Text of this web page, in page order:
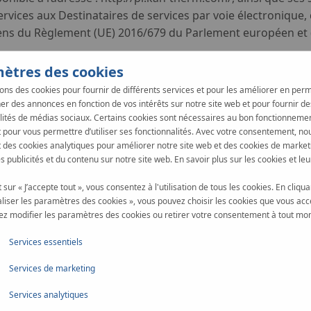
aux Destinataires de services par voie
du Règlement (UE) 2016/679 du Parlement européen
et/ou de caractères spéciaux sélectionnés par
de services lors de la connexion au Compte sur le Site
Destinataire de services spécifique après son
services, nécessaire pour accéder au Compte, fournie
de la prestation de services par voie électronique sur
consistant dans la création d’un Compte sur le Site
Article 3.
Conditions d'accès aux services
le Site web, les conditions techniques
et Flash.
des cookies
des cookies pour fournir de différents services et pour les améliorer en
des annonces en fonction de vos intérêts sur notre site web et pour fournir
de médias sociaux. Certains cookies sont nécessaires au bon
pour vous permettre d’utiliser ses fonctionnalités. Avec votre consentement,
cookies analytiques pour améliorer notre site web et des cookies de
publicités et du contenu sur notre site web. En savoir plus sur les cookies et
sur « J’accepte tout », vous consentez à l'utilisation de tous les cookies. En
les paramètres des cookies », vous pouvez choisir les cookies que vous
modifier les paramètres des cookies ou retirer votre consentement à tout
Services essentiels
Services de marketing
Services analytiques